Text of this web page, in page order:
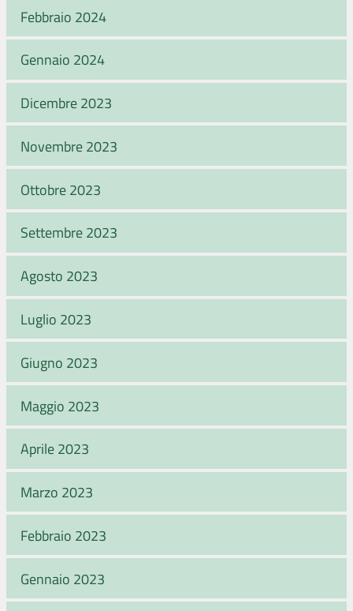
Febbraio 2024
Gennaio 2024
Dicembre 2023
Novembre 2023
Ottobre 2023
Settembre 2023
Agosto 2023
Luglio 2023
Giugno 2023
Maggio 2023
Aprile 2023
Marzo 2023
Febbraio 2023
Gennaio 2023